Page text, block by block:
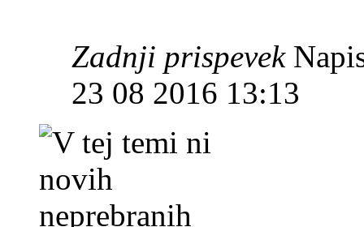
Zadnji prispevek
23 08 2016 13:13